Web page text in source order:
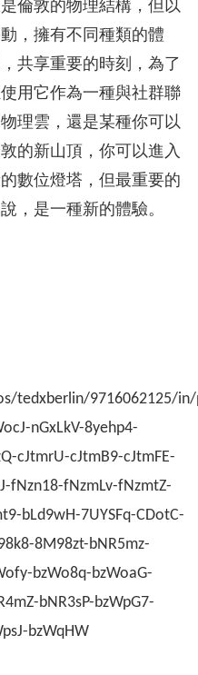
倫敦的物理結構，但以
，擁有不同種類的體
共享重要的時刻，為了
用它作為一種與社群聯
理雲，還是某種你可以
的新山頂，你可以進入
數位燈塔，但最重要的
，是一種新的體驗。
tedxberlin/9716062125/
nGxLkV-8yehp4-
cJtmrU-cJtmB9-cJtmFE-
fNzn18-fNzmLv-fNzmtZ-
bLd9wH-7UYSFq-CDotC-
8M98zt-bNR5mz-
bzWo8q-bzWoaG-
bNR3sP-bzWpG7-
bzWqHW